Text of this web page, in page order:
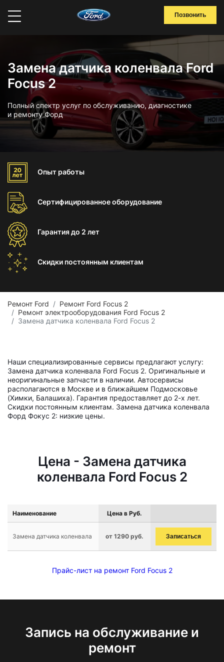
Позвонить
Замена датчика коленвала Ford
Focus 2
Полный спектр услуг по обслуживанию, диагностике
и ремонту Форд
Опыт работы
Сертифицированноеоборудование
Гарантиядо 2 лет
Скидки постоянным клиентам
Ремонт Ford
Ремонт Ford Focus 2
Ремонт электрооборудования Ford Focus 2
Замена датчика коленвала Ford Focus 2
Наши специализированные сервисы предлагают услугу:
Замена датчика коленвала Ford Focus 2. Оригинальные и
неоригинальные запчасти в наличии. Автосервисы
располагаются в Москве и в ближайшем Подмосковье
(Химки, Балашиха). Гарантия предоставляет до 2-х лет.
Скидки постоянным клиентам. Замена датчика коленвала
Форд Фокус 2: низкие цены.
Цена - Замена датчика
коленвала Ford Focus 2
Наименование Цена в Руб.
Замена датчика коленвала от 1290 руб. Записаться
Прайс-лист на ремонт Ford Focus 2
Запись на обслуживание и
ремонт